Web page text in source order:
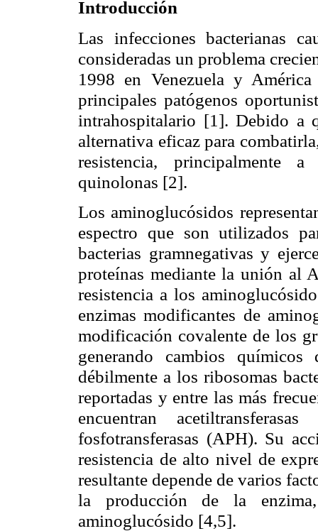
Introducción
Las infecciones bacterianas
consideradas un problema
1998 en Venezuela y
principales patógenos
intrahospitalario [1]. Debido a
alternativa eficaz para
resistencia, principalmente
quinolonas [2].
Los aminoglucósidos
espectro que son utilizados
bacterias gramnegativas y
proteínas mediante la unión al
resistencia a los
enzimas modificantes de
modificación covalente de los
generando cambios
débilmente a los ribosomas
reportadas y entre las más
encuentran
fosfotransferasas (APH). Su
resistencia de alto nivel de
resultante depende de varios
la producción de la
aminoglucósido [4,5].